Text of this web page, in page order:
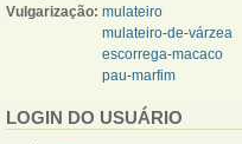
Vulgarização: mulateiro
mulateiro-de-várzea
escorrega-macaco
pau-marfim
LOGIN DO USUÁRIO